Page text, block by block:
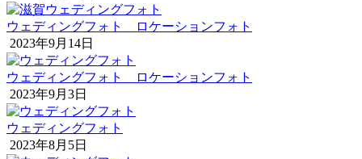
ウェディングフォト ロケーションフォト
2023年9月14日
ウェディングフォト ロケーションフォト
2023年9月3日
ウェディングフォト
2023年8月5日